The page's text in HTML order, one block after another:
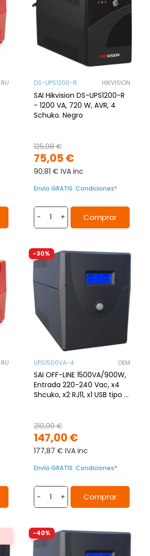
DS-UPS1200-R HIKVISION
SAI Hikvision DS-UPS1200-R
- 1200 VA, 720 W, AVR, 4
Schuko. Negro
75,05 €
125,08 €
90,81 € IVA inc
Envío GRATIS. Condiciones*
- + Comprar
-30%
UPS1500VA-4 OEM
SAI OFF-LINE 1500VA/900W,
Entrada 220-240 Vac, x4
Shcuko, x2 RJ11, x1 USB tipo B,
147,00 €
210,00 €
177,87 € IVA inc
Envío GRATIS. Condiciones*
- + Comprar
-40%